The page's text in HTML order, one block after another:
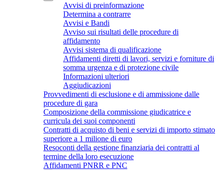
Avvisi di preinformazione
Determina a contrarre
Avvisi e Bandi
Avviso sui risultati delle procedure di
affidamento
Avvisi sistema di qualificazione
Affidamenti diretti di lavori, servizi e forniture di
somma urgenza e di protezione civile
Informazioni ulteriori
Aggiudicazioni
Provvedimenti di esclusione e di ammissione dalle
procedure di gara
Composizione della commissione giudicatrice e
curricula dei suoi componenti
Contratti di acquisto di beni e servizi di importo stimato
superiore a 1 milione di euro
Resoconti della gestione finanziaria dei contratti al
termine della loro esecuzione
Affidamenti PNRR e PNC